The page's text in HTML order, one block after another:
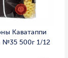
Каватаппи
№35 500г 1/12